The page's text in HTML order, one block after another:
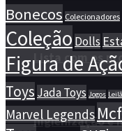
Lista com os
higienização e
Bonecos Colecionadores
Coleção Dolls
Figura de
Toys Jada Toys Jogos
Marvel Legends